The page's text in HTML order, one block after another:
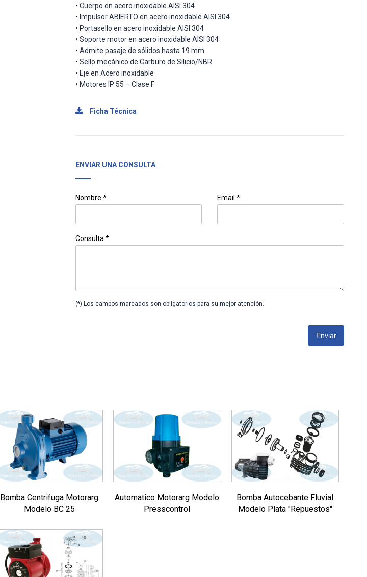
• Cuerpo en acero inoxidable AISI 304
• Impulsor ABIERTO en acero inoxidable AISI 304
• Portasello en acero inoxidable AISI 304
• Soporte motor en acero inoxidable AISI 304
• Admite pasaje de sólidos hasta 19 mm
• Sello mecánico de Carburo de Silicio/NBR
• Eje en Acero inoxidable
• Motores IP 55 – Clase F
Ficha Técnica
ENVIAR UNA CONSULTA
Nombre * Email *
Consulta *
(*) Los campos marcados son obligatorios para su mejor atención.
Enviar
Bomba Centrifuga Motorarg
Modelo BC 25
Automatico Motorarg Modelo
Presscontrol
Bomba Autocebante Fluvial
Modelo Plata "Repuestos"